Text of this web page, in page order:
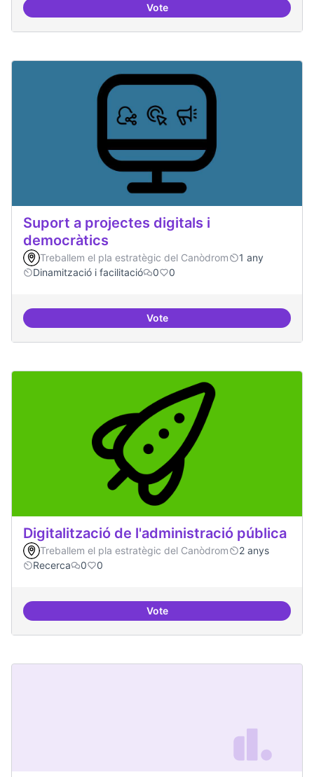
VoteFestival feminisme digital
Suport a projectes digitals i
democràtics
Treballem el pla estratègic del Canòdrom
1 any
Dinamització i facilitació
0 0
VoteSuport a projectes digitals i
Digitalització de l'administració pública
Treballem el pla estratègic del Canòdrom
2 anys
Recerca
0 0
VoteDigitalització de l'administració